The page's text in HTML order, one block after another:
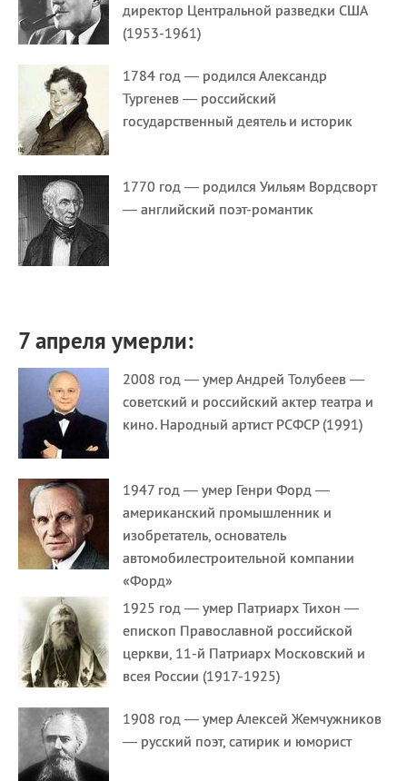
директор Центральной разведки США
(1953-1961)
1784 год — родился Александр
Тургенев — российский
государственный деятель и историк
1770 год — родился Уильям Вордсворт
— английский поэт-романтик
7 апреля умерли:
2008 год — умер Андрей Толубеев —
советский и российский актер театра и
кино. Народный артист РСФСР (1991)
1947 год — умер Генри Форд —
американский промышленник и
изобретатель, основатель
автомобилестроительной компании
«Форд»
1925 год — умер Патриарх Тихон —
епископ Православной российской
церкви, 11-й Патриарх Московский и
всея России (1917-1925)
1908 год — умер Алексей Жемчужников
— русский поэт, сатирик и юморист